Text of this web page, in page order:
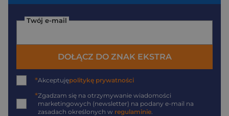
Twój e-mail
DOŁĄCZ DO ZNAK EKSTRA
*Akceptujępolitykę prywatności
*Zgadzam się na otrzymywanie wiadomości
marketingowych (newsletter) na podany e-mail na
zasadach określonych w regulaminie